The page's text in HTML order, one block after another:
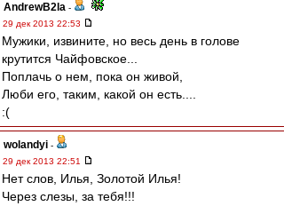
AndrewB2la -
29 дек 2013 22:53
Мужики, извините, но весь день в голове
крутится Чайфовское...
Поплачь о нем, пока он живой,
Люби его, таким, какой он есть....
:(
wolandyi -
29 дек 2013 22:51
Нет слов, Илья, Золотой Илья!
Через слезы, за тебя!!!